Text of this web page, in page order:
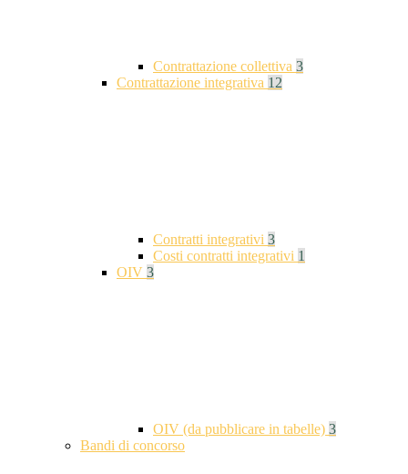
Contrattazione collettiva 3
Contrattazione integrativa 12
Contratti integrativi 3
Costi contratti integrativi 1
OIV 3
OIV (da pubblicare in tabelle) 3
Bandi di concorso